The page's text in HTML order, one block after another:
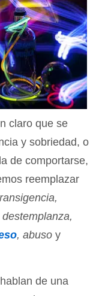
claro que se
y sobriedad, o
de comportarse,
reemplazar
, abuso y
de una